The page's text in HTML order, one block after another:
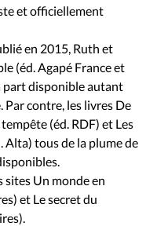
et officiellement
en 2015, Ruth et
(éd. Agapé France et
part disponible autant
contre, les livres De
(éd. RDF) et Les
Alta) tous de la plume de
sites Un monde en
et Le secret du